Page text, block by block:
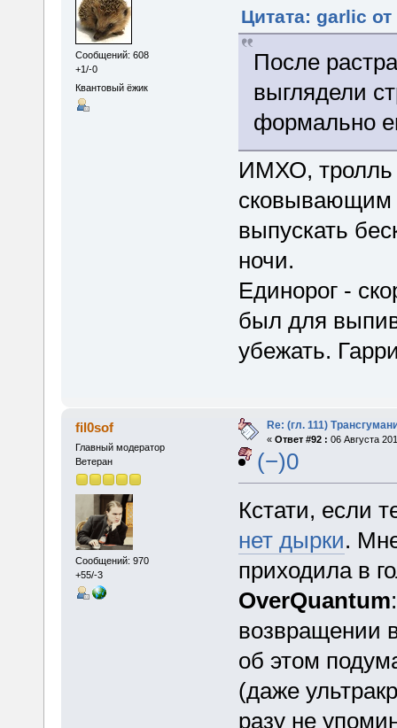
Сообщений: 608
+1/-0
Квантовый ёжик
Цитата: garlic от
После
выглядели
формально
ИМХО, тролль
сковывающим
выпускать
ночи.
Единорог -
был для
убежать.
fil0sof
Главный модератор
Ветеран
Сообщений: 970
+55/-3
Re: (гл. 111)
« Ответ #92 : 06 Августа
(−)0
Кстати, если
нет дырки.
приходила в
OverQuantum
возвращении
об этом
(даже
разу не